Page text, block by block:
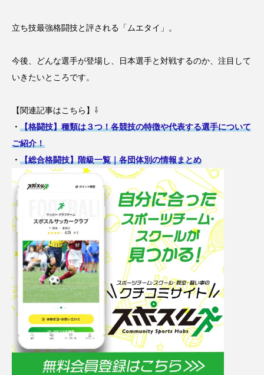
立ち技最強格闘技と評される「ムエタイ」。
今後、どんな選手が登場し、日本選手と対戦するのか、注目して
いきたいところです。
【関連記事はこちら】⇩
・ 【格闘技】種類は３つ！各競技の特徴や代表する選手について
ご紹介！
・ 【総合格闘技】階級一覧｜各団体別の情報まとめ